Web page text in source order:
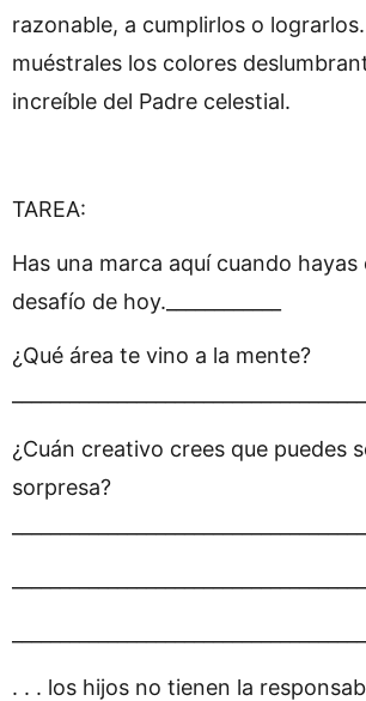
razonable, a cumplirlos o
muéstrales los colores
increíble del Padre celestial.
TAREA:
Has una marca aquí cuando
desafío de hoy.____________
¿Qué área te vino a la mente?
¿Cuán creativo crees que puedes
sorpresa?
. . . los hijos no tienen la